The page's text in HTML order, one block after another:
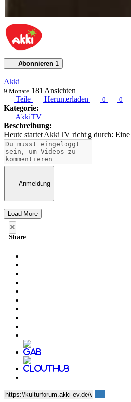
Abonnieren 1
Akki
9 Monate 181 Ansichten
Teile
Herunterladen 0 0
Kategorie:
AkkiTV
Beschreibung:
Heute startet AkkiTV richtig durch: Eine
Anmeldung
Load More
×
Share